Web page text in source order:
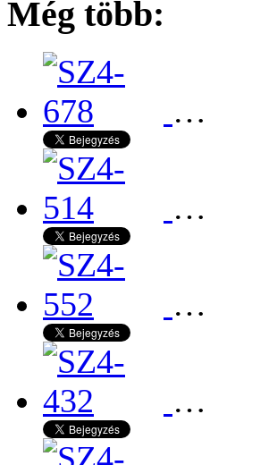
Még több:
…
…
…
…